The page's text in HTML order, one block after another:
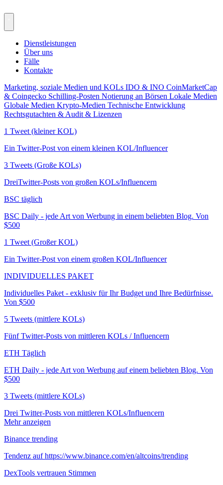
Dienstleistungen
Über uns
Fälle
Kontakte
Marketing, soziale Medien und KOLs IDO & INO CoinMarketCap
& Coingecko Schilling-Posten Notierung an Börsen Lokale Medien
Globale Medien Krypto-Medien Technische Entwicklung
Rechtsgutachten & Audit & Lizenzen
1 Tweet (kleiner KOL)
Ein Twitter-Post von einem kleinen KOL/Influencer
3 Tweets (Große KOLs)
DreiTwitter-Posts von großen KOLs/Influencern
BSC täglich
BSC Daily - jede Art von Werbung in einem beliebten Blog. Von
$500
1 Tweet (Großer KOL)
Ein Twitter-Post von einem großen KOL/Influencer
INDIVIDUELLES PAKET
Individuelles Paket - exklusiv für Ihr Budget und Ihre Bedürfnisse.
Von $500
5 Tweets (mittlere KOLs)
Fünf Twitter-Posts von mittleren KOLs / Influencern
ETH Täglich
ETH Daily - jede Art von Werbung auf einem beliebten Blog. Von
$500
3 Tweets (mittlere KOLs)
Drei Twitter-Posts von mittleren KOLs/Influencern
Mehr anzeigen
Binance trending
Tendenz auf https://www.binance.com/en/altcoins/trending
DexTools vertrauen Stimmen